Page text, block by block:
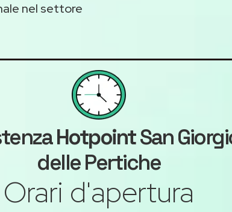
nel settore
HotpointSan
delle Pertiche
Orari d'apertura